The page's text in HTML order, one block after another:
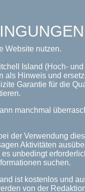
Website nutzen.
Island (Hoch-
Hinweis und
Garantie für die
manchmal
der Verwendung
Aktivitäten
unbedingt
suchen.
ist kostenlos und
von der